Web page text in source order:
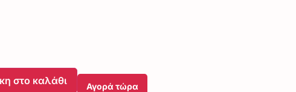
στο καλάθι Αγορά τώρα